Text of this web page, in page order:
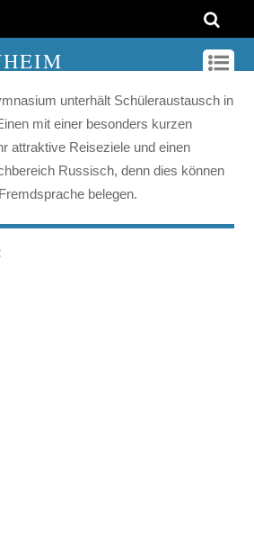
unterhält Schüleraustausch in
mit einer besonders kurzen
attraktive Reiseziele und einen
Russisch, denn dies können
belegen.